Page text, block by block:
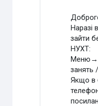
Наразі
зайти
НУХТ:
занять
Якщо в